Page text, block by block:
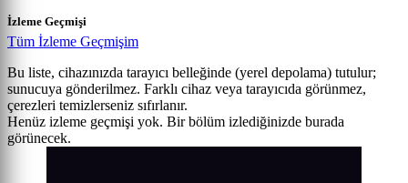
İzleme Geçmişi
Tüm İzleme Geçmişim
Bu liste, cihazınızda tarayıcı belleğinde (yerel depolama) tutulur;
sunucuya gönderilmez. Farklı cihaz veya tarayıcıda görünmez,
çerezleri temizlerseniz sıfırlanır.
Henüz izleme geçmişi yok. Bir bölüm izlediğinizde burada
görünecek.